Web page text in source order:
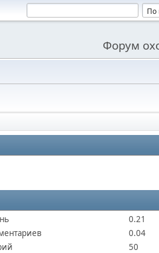
Форум
0.21
0.04
50